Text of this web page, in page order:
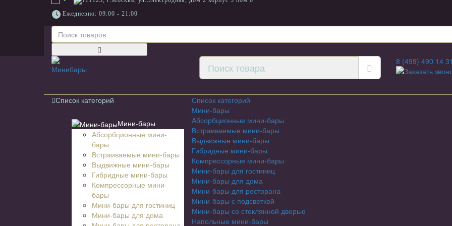
Ежедневно: 09:00 - 21:00
8 (499) 490 14 31
Заказать
Список категорий
Мини-бары
Абсорбционные мини-
бары
Встраиваемые мини-бары
Выдвижные мини-бары
Гибридные мини-бары
Компрессорные мини-
бары
Мини-бары для гостиниц
Мини-бары для дома
Список категорий
Мини-бары
Абсорбционные мини-бары
Встраиваемые мини-бары
Выдвижные мини-бары
Гибридные мини-бары
Компрессорные мини-бары
Мини-бары для гостиниц
Мини-бары для дома
Мини-бары для ресторана
Мини-бары с подсветкой
Мини-бары со стеклянной дверью
Напольные мини-бары